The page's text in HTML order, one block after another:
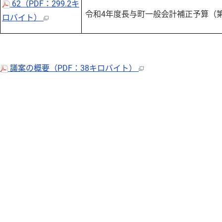
62（PDF：299.2キ
ロバイト）
令和4年度長与町一般会計補正予算（
議案の概要（PDF：38キロバイト）